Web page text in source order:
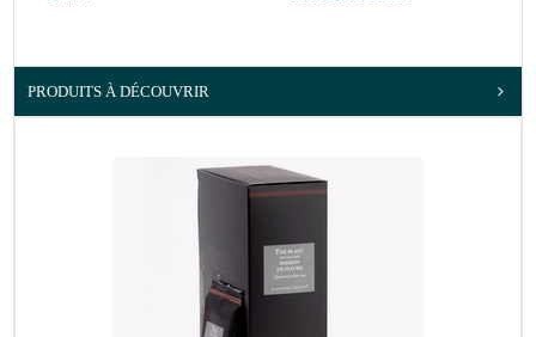
PRODUITS À DÉCOUVRIR